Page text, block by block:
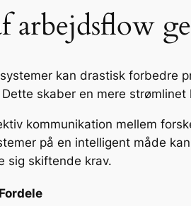
kan drastisk forbedre
skaber en mere
kommunikation mellem
på en intelligent måde
sig skiftende krav.
Fordele